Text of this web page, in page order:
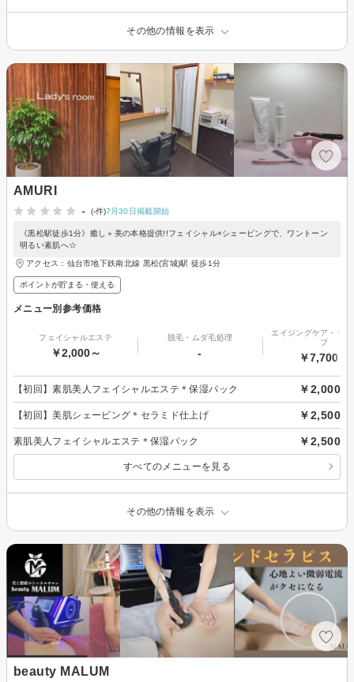
その他の情報を表示
AMURI
-
(-件)7月30日掲載開始
《黒松駅徒歩1分》癒し＋美の本格提供!!フェイシャル×シェービングで、ワントーン
明るい素肌へ☆
アクセス：仙台市地下鉄南北線 黒松(宮城)駅 徒歩1分
ポイントが貯まる・使える
メニュー別参考価格
フェイシャルエステ
￥2,000～
脱毛・ムダ毛処理
-
エイジングケア・リ
プ
￥7,700～
【初回】素肌美人フェイシャルエステ＊保湿パック ￥2,000
【初回】美肌シェービング＊セラミド仕上げ ￥2,500
素肌美人フェイシャルエステ＊保湿パック ￥2,500
すべてのメニューを見る
その他の情報を表示
beauty MALUM